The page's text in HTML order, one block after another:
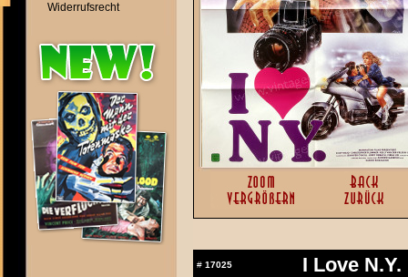
Widerrufsrecht
# 17025
I Love N.Y.